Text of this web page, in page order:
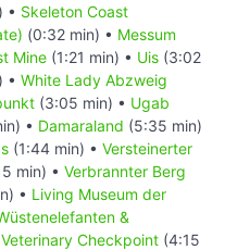
• Skeleton Coast
(0:32 min) • Messum
Mine (1:21 min) • Uis (3:02
• White Lady Abzweig
(3:05 min) • Ugab
• Damaraland (5:35 min)
(1:44 min) • Versteinerter
min) • Verbrannter Berg
• Living Museum der
&
Checkpoint (4:15